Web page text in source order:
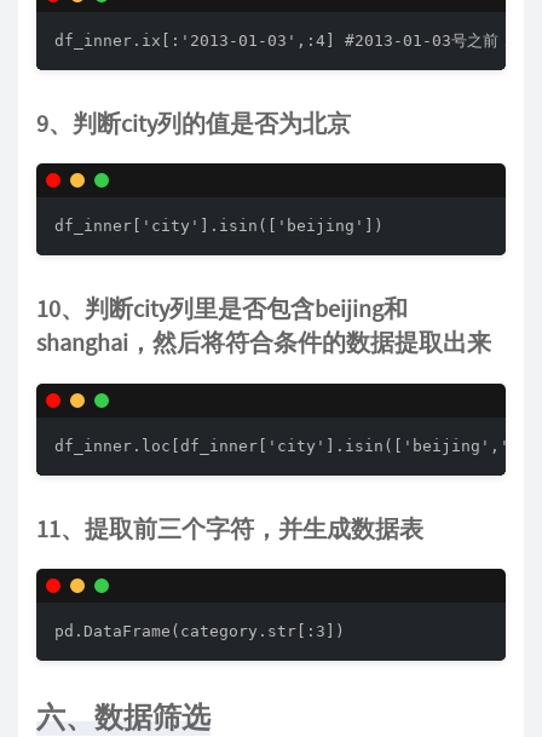
df_inner.ix[:'2013-01-03',:4] #2013-01-03号之前，前四
9、判断city列的值是否为北京
df_inner['city'].isin(['beijing'])
10、判断city列里是否包含beijing和
shanghai，然后将符合条件的数据提取出来
11、提取前三个字符，并生成数据表
pd.DataFrame(category.str[:3])
六、数据筛选